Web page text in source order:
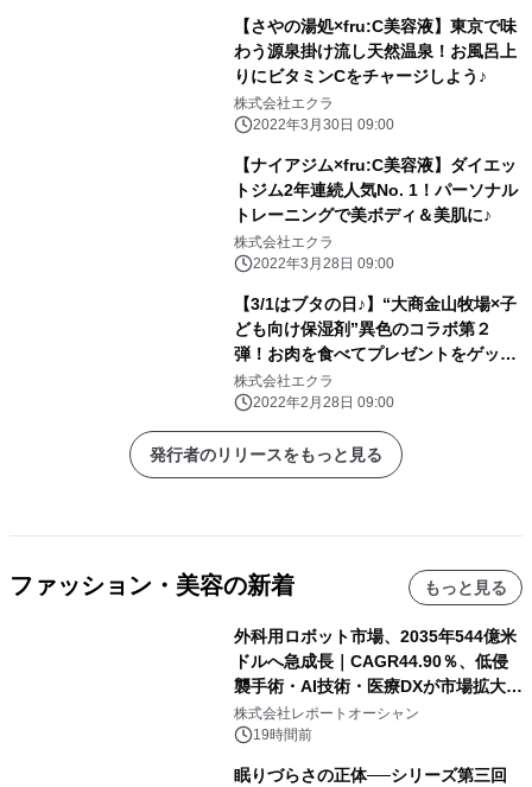
【さやの湯処×fru:C美容液】東京で味
わう源泉掛け流し天然温泉！お風呂上
りにビタミンCをチャージしよう♪
株式会社エクラ
2022年3月30日 09:00
【ナイアジム×fru:C美容液】ダイエッ
トジム2年連続人気No. 1！パーソナル
トレーニングで美ボディ＆美肌に♪
株式会社エクラ
2022年3月28日 09:00
【3/1はブタの日♪】“大商金山牧場×子
ども向け保湿剤”異色のコラボ第２
弾！お肉を食べてプレゼントをゲット
しよう！
株式会社エクラ
2022年2月28日 09:00
発行者のリリースをもっと見る
ファッション・美容の新着 もっと見る
外科用ロボット市場、2035年544億米
ドルへ急成長｜CAGR44.90％、低侵
襲手術・AI技術・医療DXが市場拡大を
牽引
株式会社レポートオーシャン
19時間前
眠りづらさの正体──シリーズ第三回